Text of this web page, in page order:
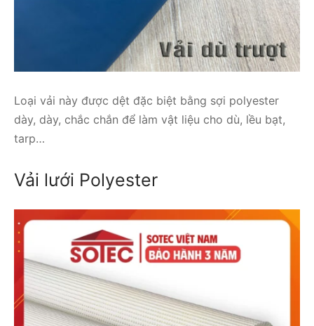
Loại vải này được dệt đặc biệt bằng sợi polyester
dày, dày, chắc chắn để làm vật liệu cho dù, lều bạt,
tarp…
Vải lưới Polyester